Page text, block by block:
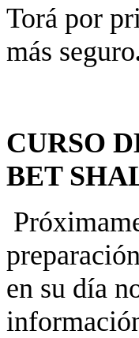
Torá por
más seguro
CURSO
BET
en su día